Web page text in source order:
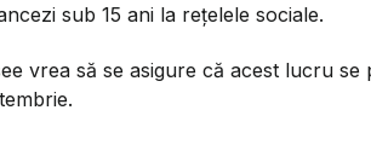
sub 15 ani la rețelele sociale.
vrea să se asigure că acest lucru